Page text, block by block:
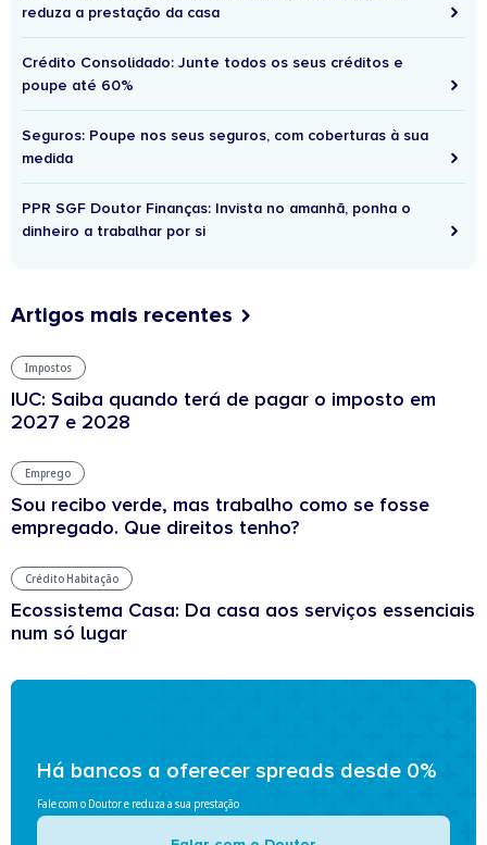
reduza a prestação da casa
Crédito Consolidado: Junte todos os seus créditos e
poupe até 60%
Seguros: Poupe nos seus seguros, com coberturas à sua
medida
PPR SGF Doutor Finanças: Invista no amanhã, ponha o
dinheiro a trabalhar por si
Artigos mais recentes
Impostos
IUC: Saiba quando terá de pagar o imposto em
2027 e 2028
Emprego
Sou recibo verde, mas trabalho como se fosse
empregado. Que direitos tenho?
Crédito Habitação
Ecossistema Casa: Da casa aos serviços essenciais
num só lugar
Há bancos a oferecer spreads desde 0%
Fale com o Doutor e reduza a sua prestação